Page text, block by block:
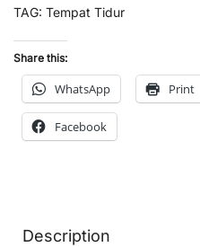
TAG: Tempat Tidur
Share this:
WhatsApp Print
Facebook
Description